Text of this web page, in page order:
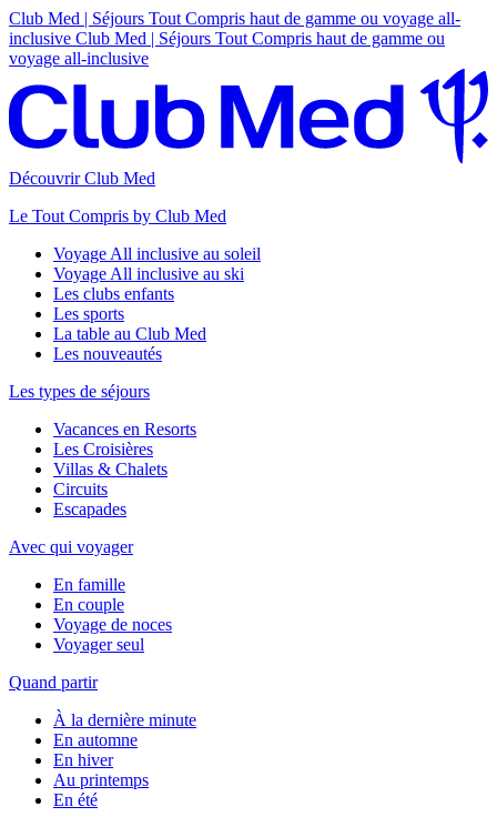
Club Med | Séjours Tout Compris haut de gamme ou voyage all-
inclusive Club Med | Séjours Tout Compris haut de gamme ou
voyage all-inclusive
Découvrir Club Med
Le Tout Compris by Club Med
Voyage All inclusive au soleil
Voyage All inclusive au ski
Les clubs enfants
Les sports
La table au Club Med
Les nouveautés
Les types de séjours
Vacances en Resorts
Les Croisières
Villas & Chalets
Circuits
Escapades
Avec qui voyager
En famille
En couple
Voyage de noces
Voyager seul
Quand partir
À la dernière minute
En automne
En hiver
Au printemps
En été